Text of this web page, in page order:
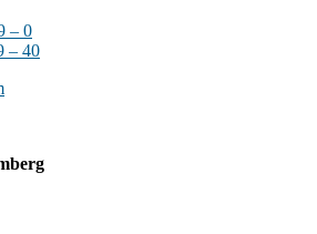
– 0
– 40